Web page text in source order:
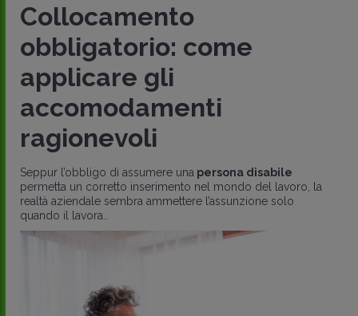
Collocamento
obbligatorio: come
applicare gli
accomodamenti
ragionevoli
Seppur l’obbligo di assumere una persona disabile
permetta un corretto inserimento nel mondo del lavoro, la
realtà aziendale sembra ammettere l’assunzione solo
quando il lavora..